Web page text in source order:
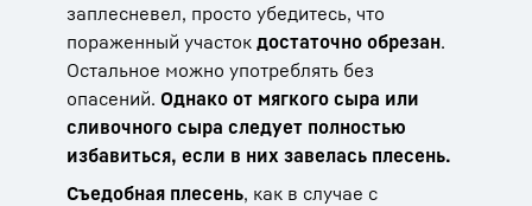
заплесневел, просто убедитесь, что
пораженный участок достаточно обрезан.
Остальное можно употреблять без
опасений. Однако от мягкого сыра или
сливочного сыра следует полностью
избавиться, если в них завелась плесень.
Съедобная плесень, как в случае с